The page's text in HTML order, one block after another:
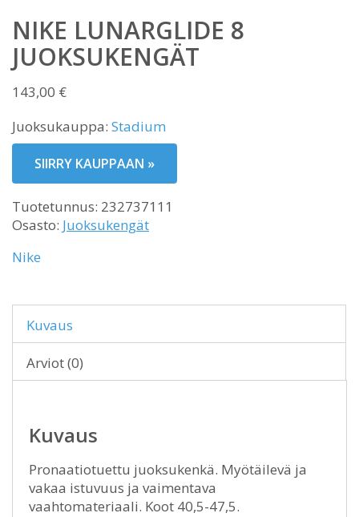
NIKE LUNARGLIDE 8
JUOKSUKENGÄT
143,00 €
Juoksukauppa: Stadium
SIIRRY KAUPPAAN »
Tuotetunnus: 232737111
Osasto: Juoksukengät
Nike
Kuvaus
Arviot (0)
Kuvaus
Pronaatiotuettu juoksukenkä. Myötäilevä ja
vakaa istuvuus ja vaimentava
vaahtomateriaali. Koot 40,5-47,5.